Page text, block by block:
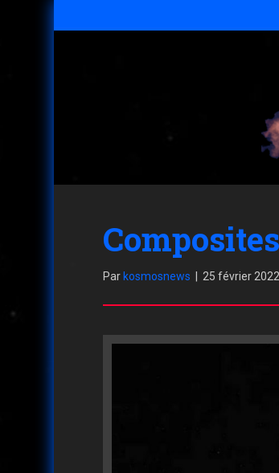
Par kosmosnews 25 février 2022